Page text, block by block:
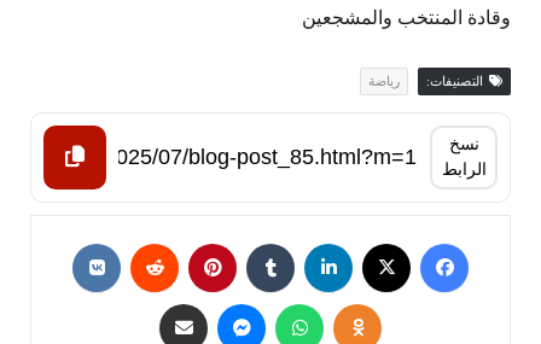
وقادة المنتخب والمشجعين
التصنيفات: رياضة
نسخ
الرابط